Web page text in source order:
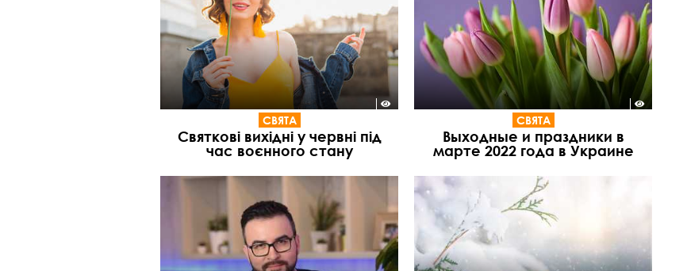
СВЯТА
Святкові вихідні у червні під
час воєнного стану
СВЯТА
Выходные и праздники в
марте 2022 года в Украине